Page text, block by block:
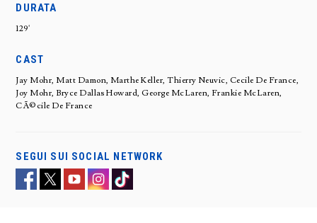
DURATA
129'
CAST
Jay Mohr, Matt Damon, Marthe Keller, Thierry Neuvic, Cecile De France,
Joy Mohr, Bryce Dallas Howard, George McLaren, Frankie McLaren,
CÃ©cile De France
SEGUI SUI SOCIAL NETWORK